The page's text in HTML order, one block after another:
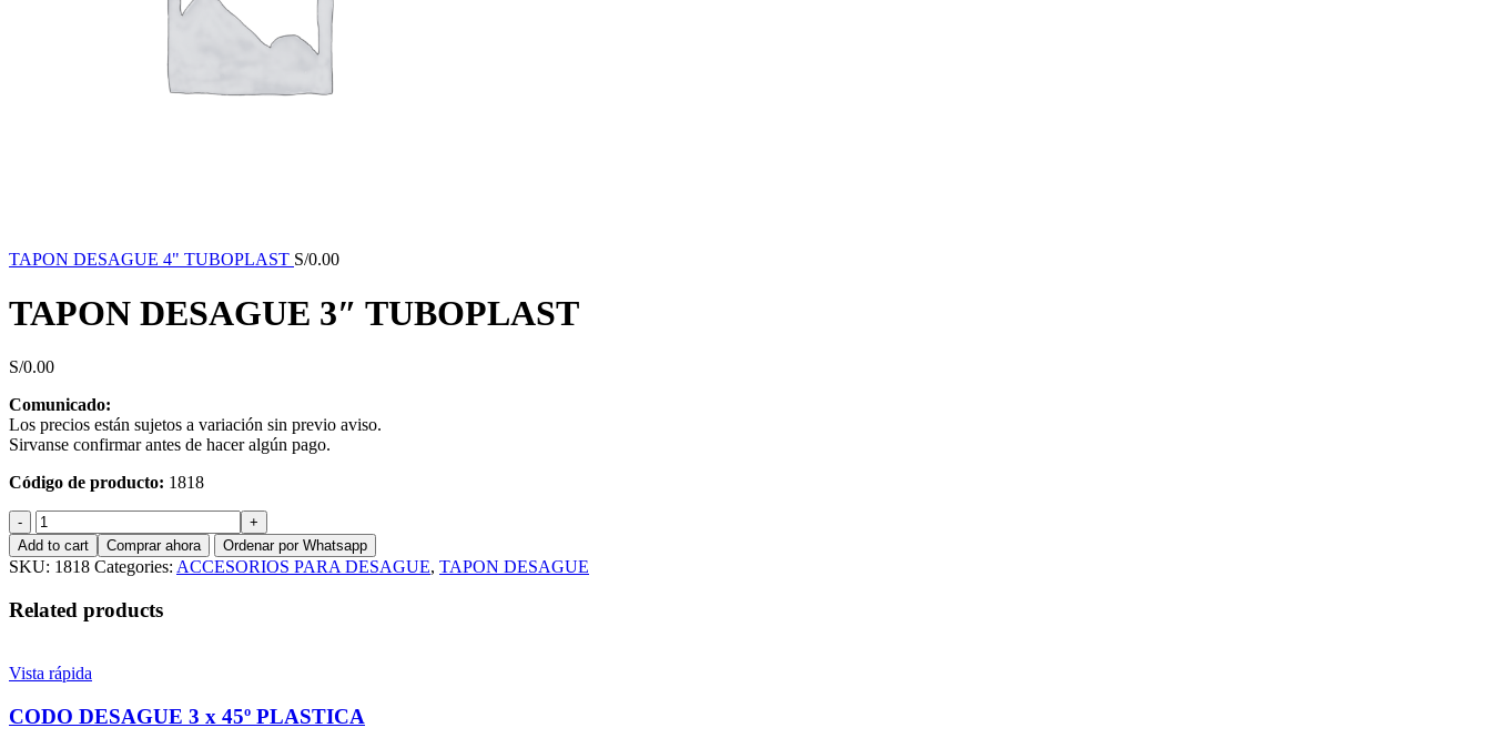
TAPON DESAGUE 4" TUBOPLAST S/0.00
TAPON DESAGUE 3″ TUBOPLAST
S/0.00
Comunicado:
Los precios están sujetos a variación sin previo aviso.
Sirvanse confirmar antes de hacer algún pago.
Código de producto: 1818
TAPON
DESAGUE
3"
TUBOPLAST
quantity
Add to cart Comprar ahora Ordenar por Whatsapp
SKU: 1818 Categories: ACCESORIOS PARA DESAGUE, TAPON DESAGUE
Related products
Vista rápida
CODO DESAGUE 3 x 45º PLASTICA